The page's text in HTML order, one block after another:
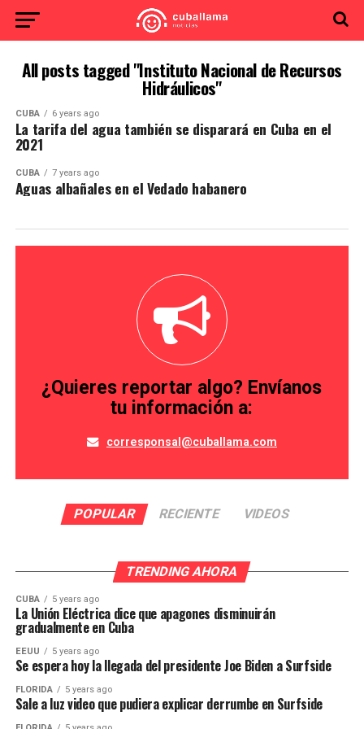
All posts tagged "Instituto Nacional de Recursos
Hidráulicos"
CUBA 6 years ago
La tarifa del agua también se disparará en Cuba en el
2021
CUBA 7 years ago
Aguas albañales en el Vedado habanero
¿Quieres reportar algo? Envíanos
tu información a:
corresponsal@cuballama.com
POPULAR RECIENTE VIDEOS
TRENDING AHORA
CUBA 5 years ago
La Unión Eléctrica dice que apagones disminuirán
gradualmente en Cuba
EEUU 5 years ago
Se espera hoy la llegada del presidente Joe Biden a Surfside
FLORIDA 5 years ago
Sale a luz video que pudiera explicar derrumbe en Surfside